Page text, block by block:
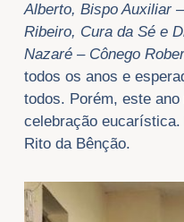
Alberto, Bispo Auxiliar
Ribeiro, Cura da Sé e
Nazaré – Cônego
todos os anos e
todos. Porém, este
celebração
Rito da Bênção.